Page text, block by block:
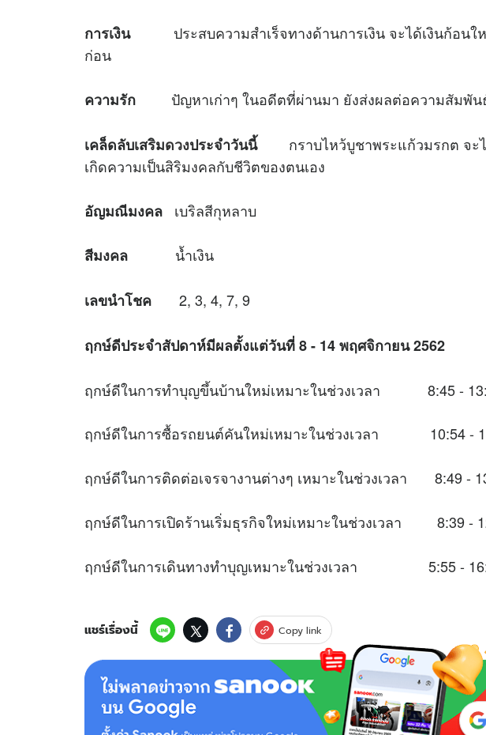
การเงินประสบความสำเร็จทางด้านการเงิน จะได้เงินก้อนใ
ก่อน
ความรัก ปัญหาเก่าๆ ในอดีตที่ผ่านมา ยังส่งผลต่อความสัมพัน
เคล็ดลับเสริมดวงประจำวันนี้กราบไหว้บูชาพระแก้วมรกต จะไ
เกิดความเป็นสิริมงคลกับชีวิตของตนเอง
อัญมณีมงคล เบริลสีกุหลาบ
สีมงคล น้ำเงิน
เลขนำโชค 2, 3, 4, 7, 9
ฤกษ์ดีประจำสัปดาห์มีผลตั้งแต่วันที่8 - 14 พฤศจิกายน 2562
ฤกษ์ดีในการทำบุญขึ้นบ้านใหม่เหมาะในช่วงเวลา 8:45 -
ฤกษ์ดีในการซื้อรถยนต์คันใหม่เหมาะในช่วงเวลา 10:54 -
ฤกษ์ดีในการติดต่อเจรจางานต่างๆ เหมาะในช่วงเวลา 8:49 -
ฤกษ์ดีในการเปิดร้านเริ่มธุรกิจใหม่เหมาะในช่วงเวลา 8:39 -
ฤกษ์ดีในการเดินทางทำบุญเหมาะในช่วงเวลา 5:55 -
แชร์เรื่องนี้ Copy link